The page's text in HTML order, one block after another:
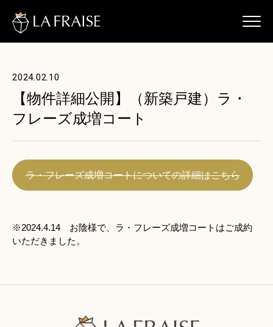
2024.02.10
【物件詳細公開】（新築戸建）ラ・
フレーズ成増コート
ラ・フレーズ成増コートについての詳細はこちら
※2024.4.14 お陰様で、ラ・フレーズ成増コートはご成約
いただきました。